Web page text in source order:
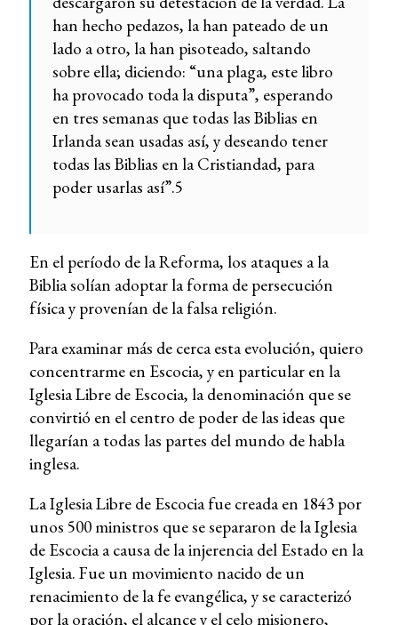
han hecho pedazos, la han pateado de un
lado a otro, la han pisoteado, saltando
sobre ella; diciendo: “una plaga, este libro
ha provocado toda la disputa”, esperando
en tres semanas que todas las Biblias en
Irlanda sean usadas así, y deseando tener
todas las Biblias en la Cristiandad, para
poder usarlas así”.5
En el período de la Reforma, los ataques a la
Biblia solían adoptar la forma de persecución
física y provenían de la falsa religión.
Para examinar más de cerca esta evolución, quiero
concentrarme en Escocia, y en particular en la
Iglesia Libre de Escocia, la denominación que se
convirtió en el centro de poder de las ideas que
llegarían a todas las partes del mundo de habla
inglesa.
La Iglesia Libre de Escocia fue creada en 1843 por
unos 500 ministros que se separaron de la Iglesia
de Escocia a causa de la injerencia del Estado en la
Iglesia. Fue un movimiento nacido de un
renacimiento de la fe evangélica, y se caracterizó
por la oración, el alcance y el celo misionero,